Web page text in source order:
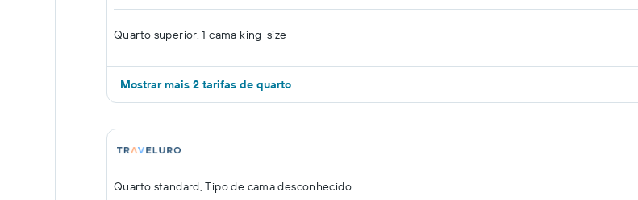
Quarto superior, 1 cama king-size
Mostrar mais 2 tarifas de quarto
Quarto standard, Tipo de cama desconhecido